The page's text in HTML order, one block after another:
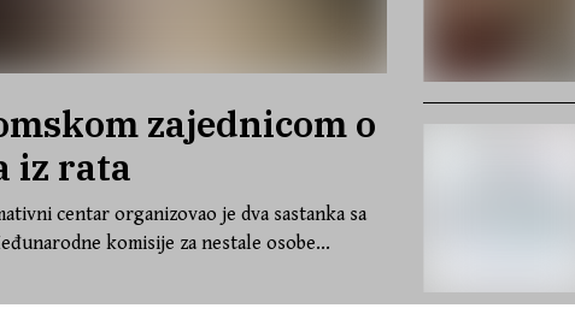
zajednicom o
iz rata
centar organizovao je dva sastanka sa
komisije za nestale osobe...